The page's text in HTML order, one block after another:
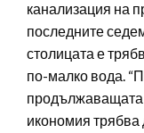
канализация на
последните
столицата е
по-малко вода.
продължаващата
икономия трябва